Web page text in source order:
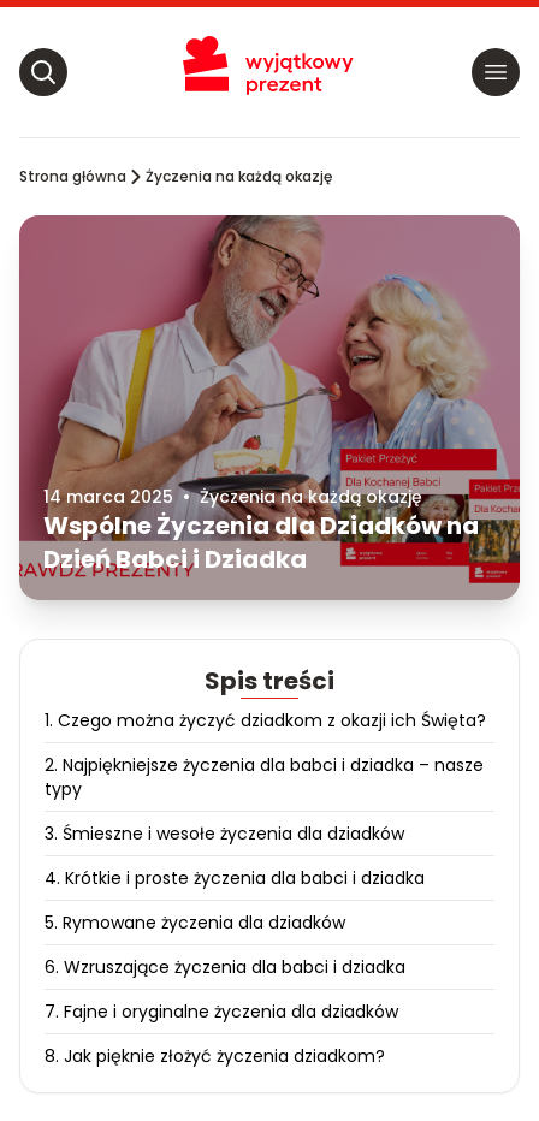
Strona główna Życzenia na każdą okazję
14 marca 2025 • Życzenia na każdą okazję
Wspólne Życzenia dla Dziadków na
Dzień Babci i Dziadka
Spis treści
1. Czego można życzyć dziadkom z okazji ich Święta?
2. Najpiękniejsze życzenia dla babci i dziadka – nasze
typy
3. Śmieszne i wesołe życzenia dla dziadków
4. Krótkie i proste życzenia dla babci i dziadka
5. Rymowane życzenia dla dziadków
6. Wzruszające życzenia dla babci i dziadka
7. Fajne i oryginalne życzenia dla dziadków
8. Jak pięknie złożyć życzenia dziadkom?